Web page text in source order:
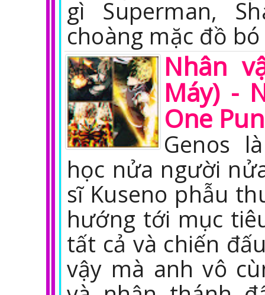
gì Superman,
choàng mặc đồ
Nhân
Máy) -
One
Genos
học nửa người
sĩ Kuseno phẫu
hướng tới mục
tất cả và chiến
vậy mà anh vô